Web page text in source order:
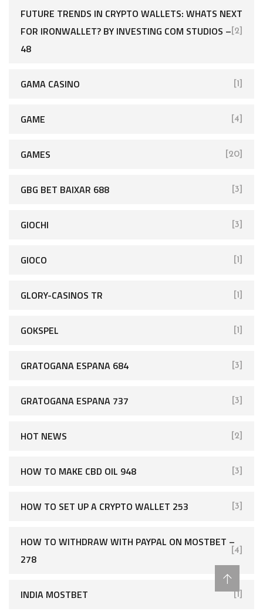
FUTURE TRENDS IN CRYPTO WALLETS: WHATS NEXT
FOR IRONWALLET? BY INVESTING COM STUDIOS –
48
[2]
GAMA CASINO [1]
GAME [4]
GAMES [20]
GBG BET BAIXAR 688 [3]
GIOCHI [3]
GIOCO [1]
GLORY-CASINOS TR [1]
GOKSPEL [1]
GRATOGANA ESPANA 684 [3]
GRATOGANA ESPANA 737 [3]
HOT NEWS [2]
HOW TO MAKE CBD OIL 948 [3]
HOW TO SET UP A CRYPTO WALLET 253 [3]
HOW TO WITHDRAW WITH PAYPAL ON MOSTBET –
278
[4]
INDIA MOSTBET [1]